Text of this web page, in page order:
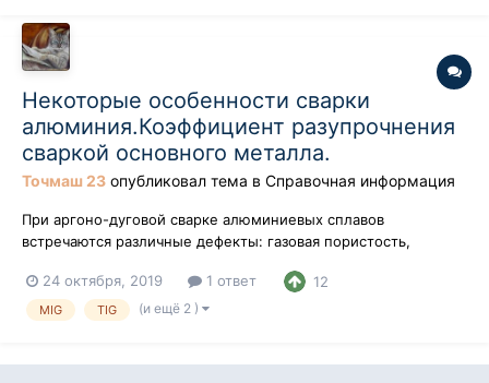
Некоторые особенности сварки
алюминия.Коэффициент разупрочнения
сваркой основного металла.
Точмаш 23 опубликовал тема в Справочная информация
При аргоно-дуговой сварке алюминиевых сплавов
встречаются различные дефекты: газовая пористость,
несплавление и смещение кромок и пр. Основные из них —
газовая пористость (—48%) и окисные пленки (~34%).
24 октября, 2019 1 ответ 12
MIG TIG (и ещё 2 )